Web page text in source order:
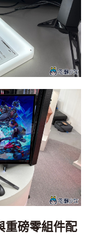
重磅零組件配